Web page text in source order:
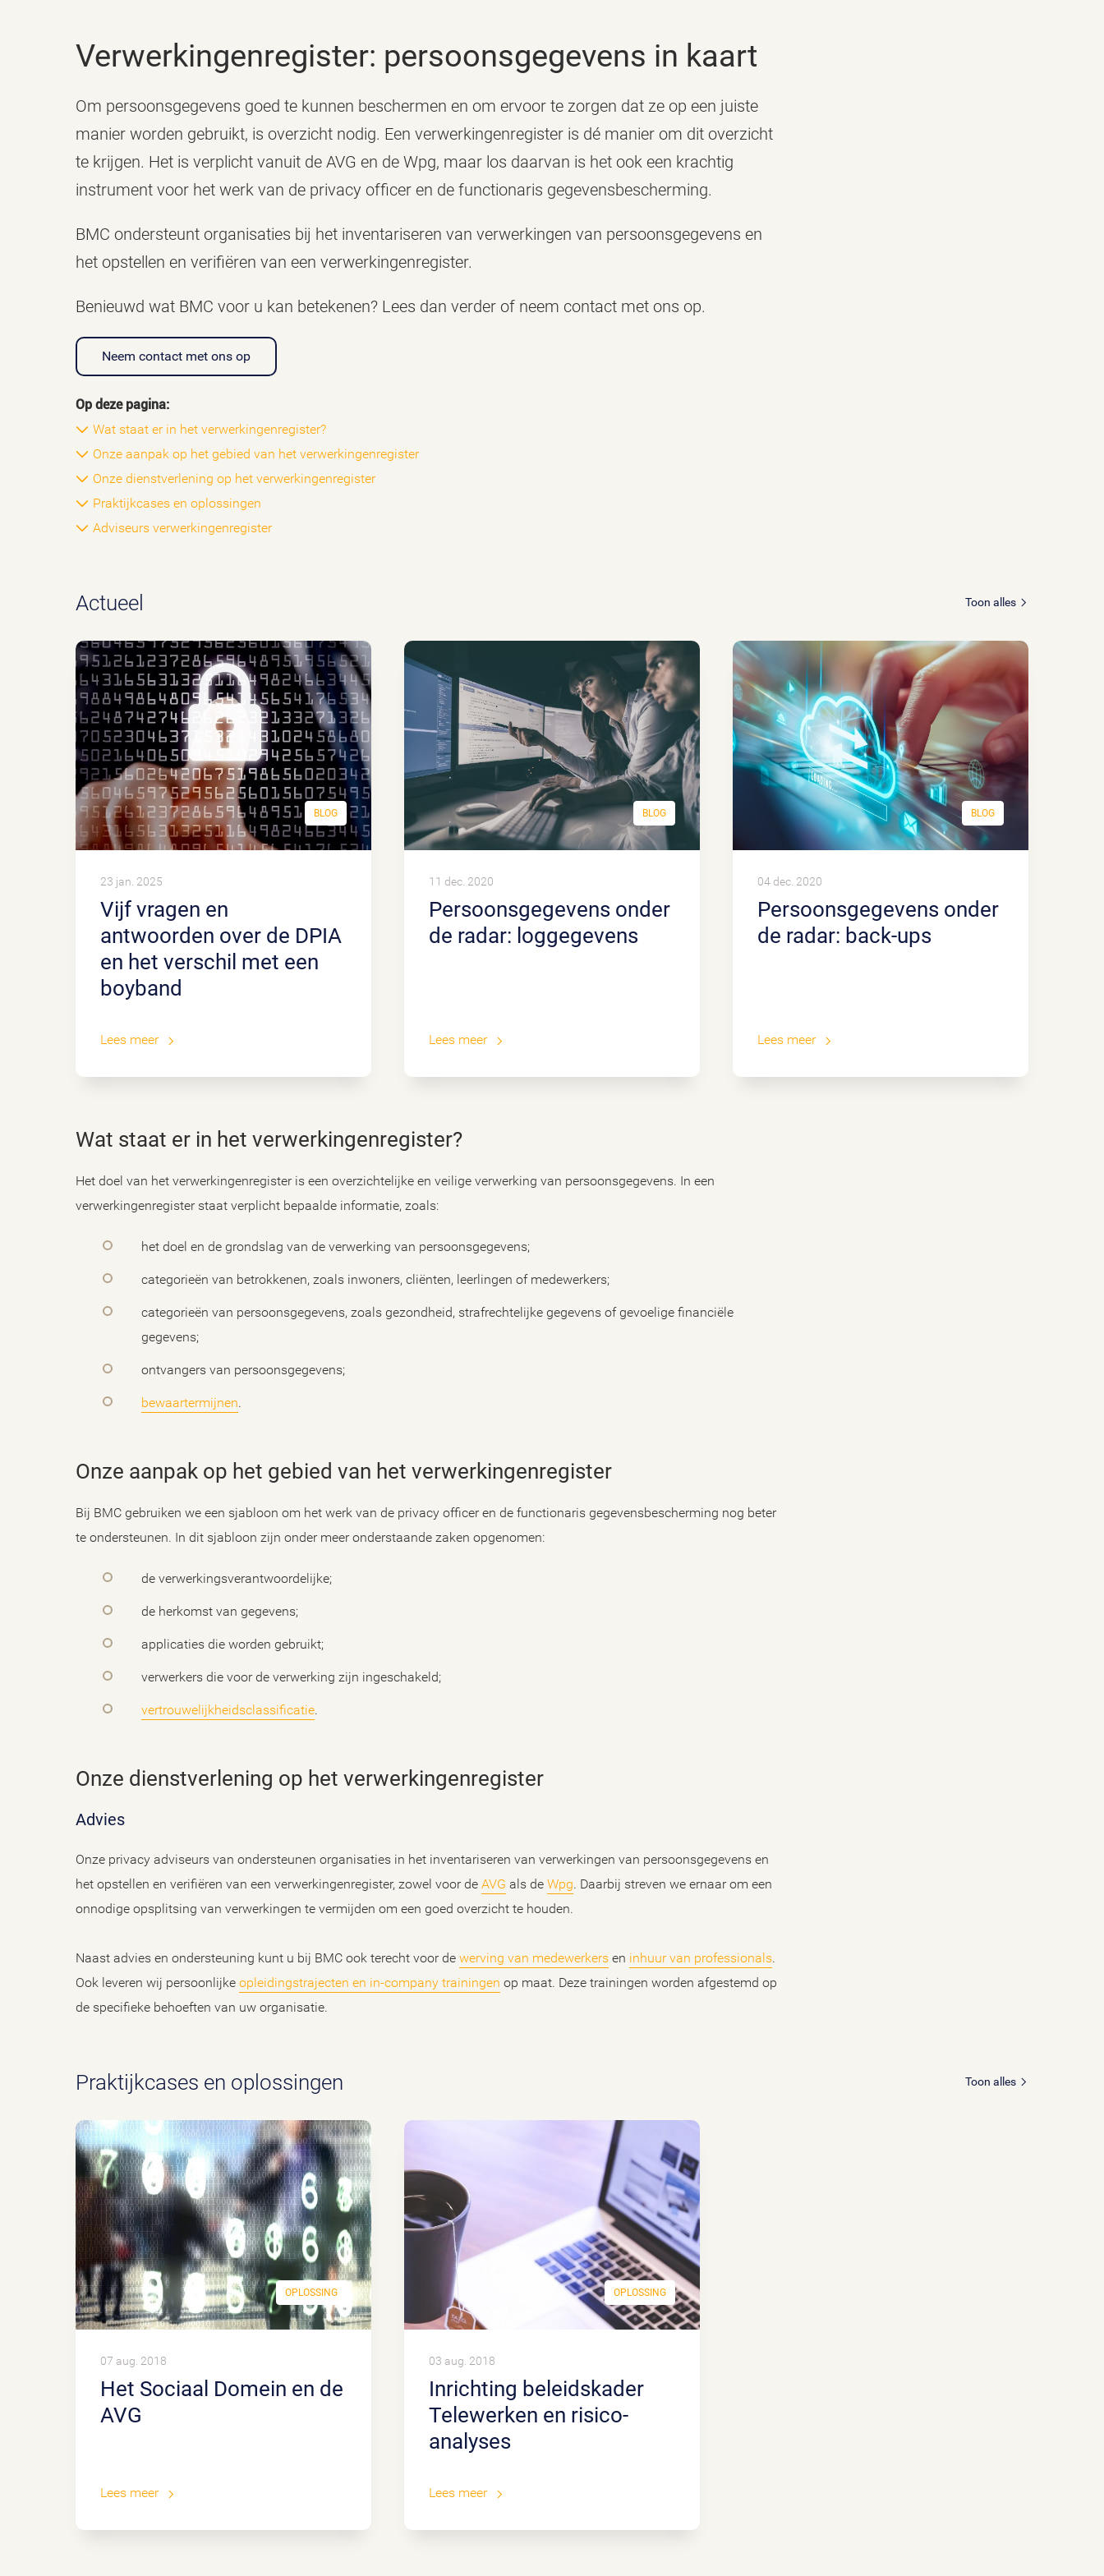
Verwerkingenregister: persoonsgegevens in kaart
Om persoonsgegevens goed te kunnen beschermen en om ervoor te zorgen dat ze op een juiste
manier worden gebruikt, is overzicht nodig. Een verwerkingenregister is dé manier om dit overzicht
te krijgen. Het is verplicht vanuit de AVG en de Wpg, maar los daarvan is het ook een krachtig
instrument voor het werk van de privacy officer en de functionaris gegevensbescherming.
BMC ondersteunt organisaties bij het inventariseren van verwerkingen van persoonsgegevens en
het opstellen en verifiëren van een verwerkingenregister.
Benieuwd wat BMC voor u kan betekenen? Lees dan verder of neem contact met ons op.
Neem contact met ons op
Op deze pagina:
Wat staat er in het verwerkingenregister?
Onze aanpak op het gebied van het verwerkingenregister
Onze dienstverlening op het verwerkingenregister
Praktijkcases en oplossingen
Adviseurs verwerkingenregister
Actueel Toon alles
BLOG
Vijf vragen en
antwoorden over de DPIA
en het verschil met een
boyband
23 jan. 2025
Lees meer
BLOG
Persoonsgegevens onder
de radar: loggegevens
11 dec. 2020
Lees meer
BLOG
Persoonsgegevens onder
de radar: back-ups
04 dec. 2020
Lees meer
Wat staat er in het verwerkingenregister?
Het doel van het verwerkingenregister is een overzichtelijke en veilige verwerking van persoonsgegevens. In een
verwerkingenregister staat verplicht bepaalde informatie, zoals:
het doel en de grondslag van de verwerking van persoonsgegevens;
categorieën van betrokkenen, zoals inwoners, cliënten, leerlingen of medewerkers;
categorieën van persoonsgegevens, zoals gezondheid, strafrechtelijke gegevens of gevoelige financiële
gegevens;
ontvangers van persoonsgegevens;
bewaartermijnen.
Onze aanpak op het gebied van het verwerkingenregister
Bij BMC gebruiken we een sjabloon om het werk van de privacy officer en de functionaris gegevensbescherming nog beter
te ondersteunen. In dit sjabloon zijn onder meer onderstaande zaken opgenomen:
de verwerkingsverantwoordelijke;
de herkomst van gegevens;
applicaties die worden gebruikt;
verwerkers die voor de verwerking zijn ingeschakeld;
vertrouwelijkheidsclassificatie.
Onze dienstverlening op het verwerkingenregister
Advies
Onze privacy adviseurs van ondersteunen organisaties in het inventariseren van verwerkingen van persoonsgegevens en
het opstellen en verifiëren van een verwerkingenregister, zowel voor de AVG als de Wpg. Daarbij streven we ernaar om een
onnodige opsplitsing van verwerkingen te vermijden om een goed overzicht te houden.
Naast advies en ondersteuning kunt u bij BMC ook terecht voor de werving van medewerkers en inhuur van professionals.
Ook leveren wij persoonlijke opleidingstrajecten en in-company trainingen op maat. Deze trainingen worden afgestemd op
de specifieke behoeften van uw organisatie.
Praktijkcases en oplossingen Toon alles
OPLOSSING
Het Sociaal Domein en de
AVG
07 aug. 2018
Lees meer
OPLOSSING
Inrichting beleidskader
Telewerken en risico-
analyses
03 aug. 2018
Lees meer